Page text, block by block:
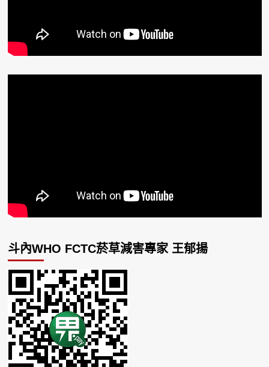
斗內WHO FCTC菸草減害專家 王郁揚